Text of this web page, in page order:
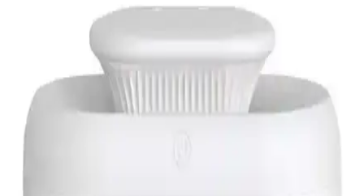
Çocuklar için tasarlanmış, konuşan, dans eden ve ışıklı özellikleriyle
öne çıkan peluş kaktüs oyuncak, gelişime katkı sağlar ve odalara
Hava Nemlendirici Karşılaştırması: Buyfun ve
Robeve Modellerinin Özellikleri ve Kullanıcı
Yorumları
Buyfun 500 ml USB nemlendirici ve Robeve 300 ml ultrasonik